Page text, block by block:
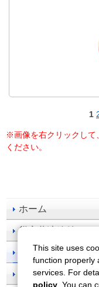
ホーム
災害共済給付
事故防止
刊行物一覧
1
※画像を右クリックして
ください。
This site uses
function properly
services. For
policy . You can